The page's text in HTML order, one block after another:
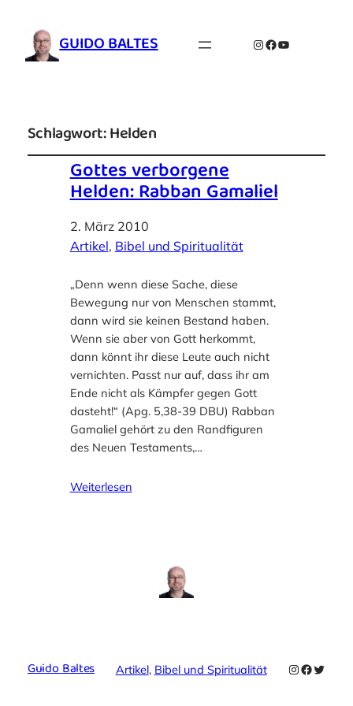
GUIDO BALTES Instagram
Facebook
YouTube
Schlagwort:Helden
Gottes verborgene
Helden: Rabban Gamaliel
2. März 2010
Artikel, Bibel und Spiritualität
„Denn wenn diese Sache, diese
Bewegung nur von Menschen stammt,
dann wird sie keinen Bestand haben.
Wenn sie aber von Gott herkommt,
dann könnt ihr diese Leute auch nicht
vernichten. Passt nur auf, dass ihr am
Ende nicht als Kämpfer gegen Gott
dasteht!“ (Apg. 5,38-39 DBU) Rabban
Gamaliel gehört zu den Randfiguren
des Neuen Testaments,…
Weiterlesen
Guido Baltes Artikel, Bibel und Spiritualität Instagram